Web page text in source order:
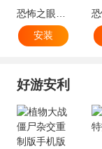
安装
好游安利